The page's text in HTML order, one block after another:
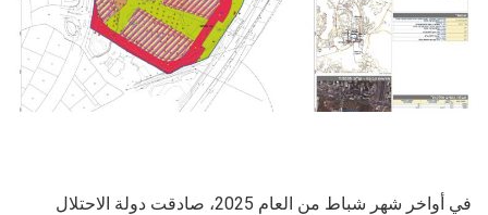
في أواخر شهر شباط من العام 2025، صادقت دولة الاحتلال